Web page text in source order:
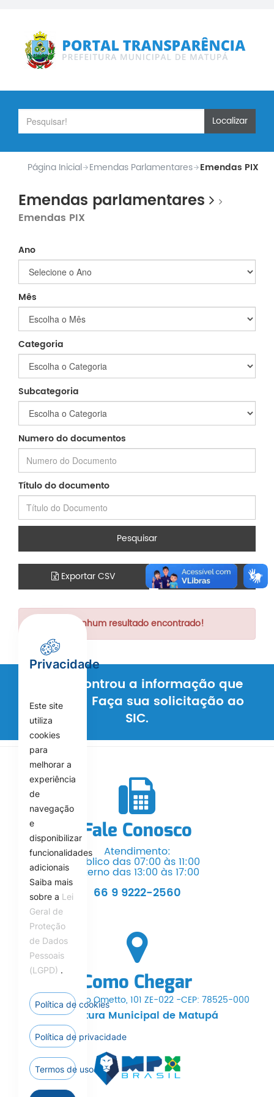
Localizar
Página Inicial Emendas Parlamentares Emendas PIX
Emendas parlamentares
Emendas PIX
Ano
Mês
Categoria
Subcategoria
Numero do documentos
Título do documento
Pesquisar
Exportar CSV Imprimir
Nenhum resultado encontrado!
Não encontrou a informação que
procura? Faça sua solicitação ao
SIC.
Fale Conosco
Atendimento:
Público das 07:00 às 11:00
Interno das 13:00 às 17:00
66 9 9222-2560
Como Chegar
Av. Dr. Hermínio Ometto, 101 ZE-022 -CEP: 78525-000
Prefeitura Municipal de Matupá
Privacidade
Este site
utiliza
cookies
para
melhorar a
experiência
de
navegação
e
disponibilizar
funcionalidades
adicionais
Saiba mais
sobre a Lei
Geral de
Proteção
de Dados
Pessoais
(LGPD) .
Política de cookies
Política de privacidade
Termos de uso